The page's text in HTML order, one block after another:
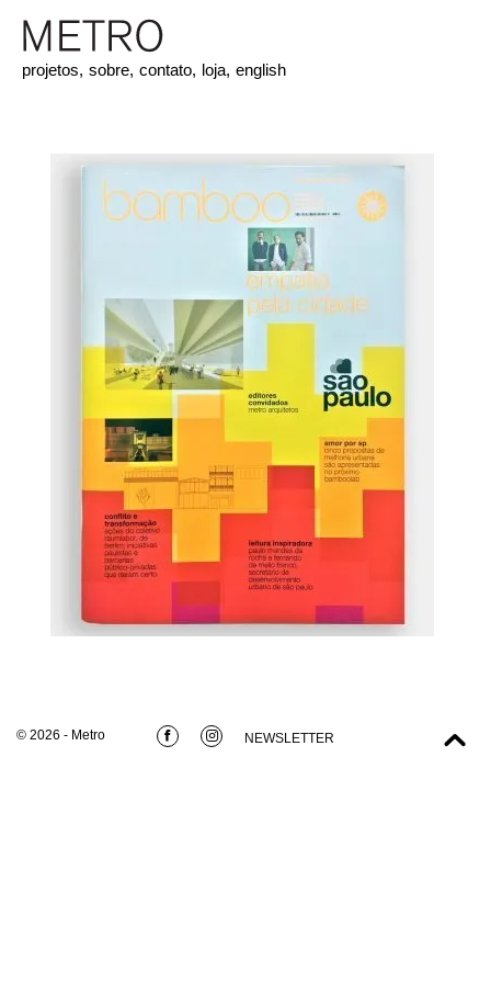
projetos, sobre, contato, loja, english
© 2026 - Metro NEWSLETTER